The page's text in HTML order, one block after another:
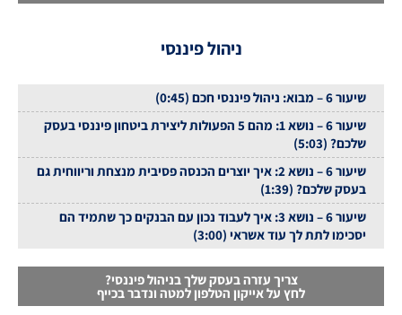
ניהול פיננסי
שיעור 6 – מבוא: ניהול פיננסי חכם (0:45)
שיעור 6 – נושא 1: מהם 5 הפעולות ליצירת ביטחון פיננסי בעסק
שלכם? (5:03)
שיעור 6 – נושא 2: איך יוצרים הכנסה פסיבית מנצחת וריווחית גם
בעסק שלכם? (1:39)
שיעור 6 – נושא 3: איך לעבוד נכון עם הבנקים כך שתמיד הם
יסכימו לתת לך עוד אשראי (3:00)
צריך עזרה בעסק שלך בניהול פיננסי?
לחץ על אייקון הטלפון למטה ונדבר בכייף